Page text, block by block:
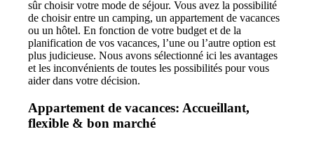
sûr choisir votre mode de séjour. Vous avez la possibilité
de choisir entre un camping, un appartement de vacances
ou un hôtel. En fonction de votre budget et de la
planification de vos vacances, l’une ou l’autre option est
plus judicieuse. Nous avons sélectionné ici les avantages
et les inconvénients de toutes les possibilités pour vous
aider dans votre décision.
Appartement de vacances: Accueillant,
flexible & bon marché